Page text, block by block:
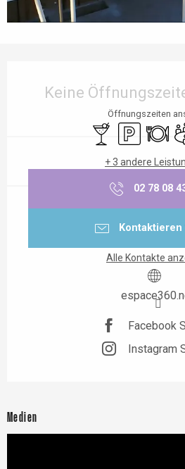
Keine
Öffnungszeiten
Bar / Getränkestand
Parkplatz
+ 3 andere
02 78 08
Kontaktieren
Alle Kontakte
Facebook
Instagram
Medien